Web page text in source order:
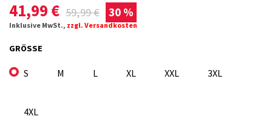
41,99 € 59,99€ 30 %
Inklusive MwSt., zzgl. Versandkosten
GRÖSSE
S M L XL XXL 3XL
4XL